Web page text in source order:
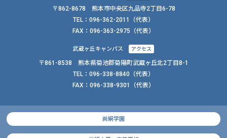
〒862-8678 熊本市中央区九品寺2丁目6-78
TEL： 096-362-2011
（代表）
FAX： 096-363-2975（代表）
武蔵ヶ丘キャンパス アクセス
〒861-8538 熊本県菊池郡菊陽町武蔵ヶ丘北2丁目8-1
TEL： 096-338-8840 （代表）
FAX： 096-338-9301（代表）
尚絅学園